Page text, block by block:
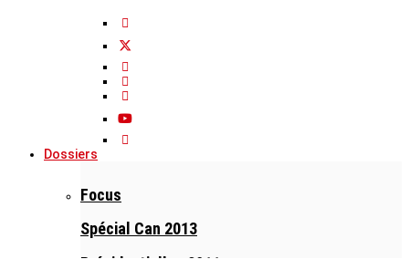
Dossiers
Focus
Spécial Can 2013
Présidentielles 2011